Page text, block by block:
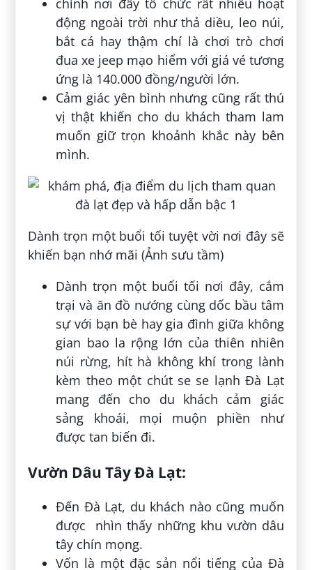
chính nơi đây tổ chức rất nhiều hoạt
động ngoài trời như thả diều, leo núi,
bắt cá hay thậm chí là chơi trò chơi
đua xe jeep mạo hiểm với giá vé tương
ứng là 140.000 đồng/người lớn.
Cảm giác yên bình nhưng cũng rất thú
vị thật khiến cho du khách tham lam
muốn giữ trọn khoảnh khắc này bên
mình.
Dành trọn một buổi tối tuyệt vời nơi đây sẽ
khiến bạn nhớ mãi (Ảnh sưu tầm)
Dành trọn một buổi tối nơi đây, cắm
trại và ăn đồ nướng cùng dốc bầu tâm
sự với bạn bè hay gia đình giữa không
gian bao la rộng lớn của thiên nhiên
núi rừng, hít hà không khí trong lành
kèm theo một chút se se lạnh Đà Lạt
mang đến cho du khách cảm giác
sảng khoái, mọi muộn phiền như
được tan biến đi.
Vườn Dâu Tây Đà Lạt:
Đến Đà Lạt, du khách nào cũng muốn
được nhìn thấy những khu vườn dâu
tây chín mọng.
Vốn là một đặc sản nổi tiếng của Đà